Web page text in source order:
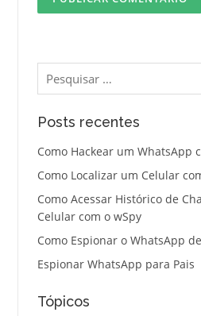
Pesquisar
por:
Posts recentes
Como Hackear um WhatsApp
Como Localizar um Celular
Como Acessar Histórico de
Celular com o wSpy
Como Espionar o WhatsApp
Espionar WhatsApp para Pais
Tópicos